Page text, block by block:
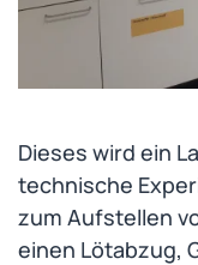
Dieses wird ein
technische
zum Aufstellen
einen Lötabzug,